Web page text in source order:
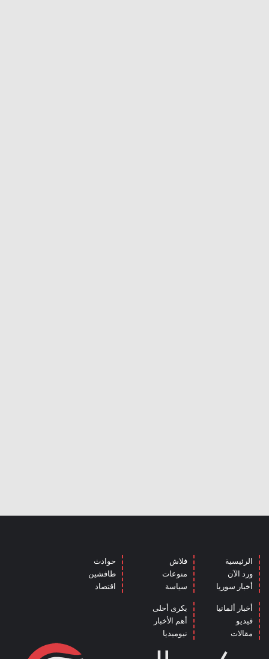
الرئيسية
ورد الآن
أخبار سوريا
فلاش
منوعات
سياسة
حوادث
طافشين
اقتصاد
أخبار ألمانيا
فيديو
مقالات
بكرى أحلى
أهم الأخبار
نيوميديا